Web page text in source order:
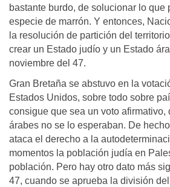
bastante burdo, de solucionar lo que
especie de marrón. Y entonces,
la resolución de partición del
crear un Estado judío y un Estado
noviembre del 47.
Gran Bretaña se abstuvo en la
Estados Unidos, sobre todo sobre
consigue que sea un voto afirmativo,
árabes no se lo esperaban. De
ataca el derecho a la
momentos la población judía en
población. Pero hay otro dato más
47, cuando se aprueba la división